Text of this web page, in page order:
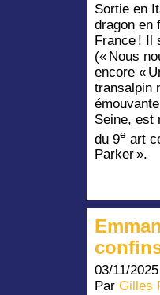
Sortie en
dragon en
France ! Il
(« Nous
encore «
transalpin
Seine, est
du 9e art
Parker ».
03/11/2025
Par Gilles